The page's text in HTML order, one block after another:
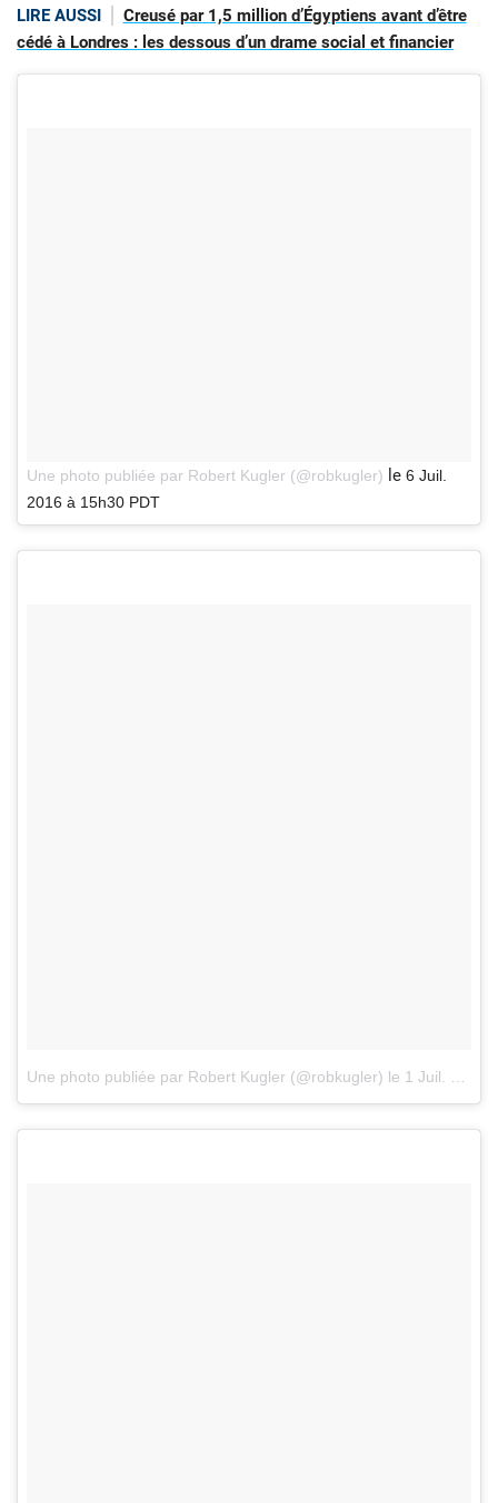
LIRE AUSSI
Creusé par 1,5 million d’Égyptiens avant d’être
cédé à Londres : les dessous d’un drame social et financier
Une photo publiée par Robert Kugler (@robkugler) le 6 Juil.
2016 à 15h30 PDT
Une photo publiée par Robert Kugler (@robkugler) le 1 Juil. 2016 à 13h47 PDT